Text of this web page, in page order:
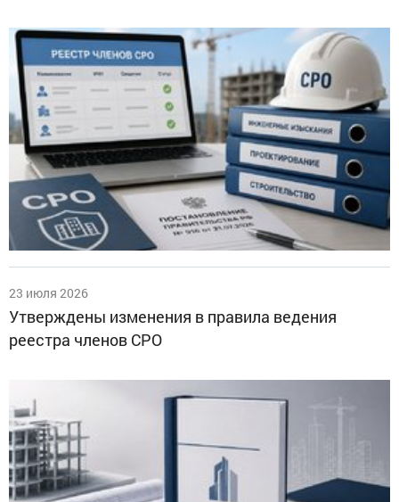
23 июля 2026
Утверждены изменения в правила ведения
реестра членов СРО